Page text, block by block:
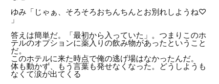
ゆみ「じゃぁ、そろそろおちんちんとお別れしようね♡
」
答えは簡単だ。「最初から入っていた」。つまりこのホ
テルのオプションに薬入りの飲み物があったということ
だ。
このホテルに来た時点で俺の逃げ場はなかったんだ。
体も動かず、もう言葉も発せなくなった。どうしようも
なくて涙が出てくる